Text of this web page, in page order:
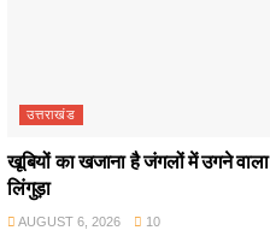
उत्तराखंड
खूबियों का खजाना है जंगलों में उगने वाला
लिंगुड़ा
AUGUST 6, 2026 10